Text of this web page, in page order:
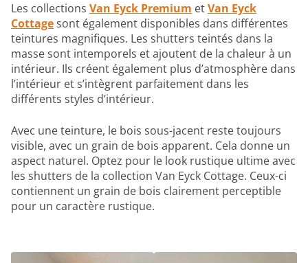
Les collections Van Eyck Premium etVan Eyck
Cottagesont également disponibles dans différentes
teintures magnifiques. Les shutters teintés dans la
masse sont intemporels et ajoutent de la chaleur à un
intérieur. Ils créent également plus d’atmosphère dans
l’intérieur et s’intègrent parfaitement dans les
différents styles d’intérieur.
Avec une teinture, le bois sous-jacent reste toujours
visible, avec un grain de bois apparent. Cela donne un
aspect naturel. Optez pour le look rustique ultime avec
les shutters de la collection Van Eyck Cottage. Ceux-ci
contiennent un grain de bois clairement perceptible
pour un caractère rustique.